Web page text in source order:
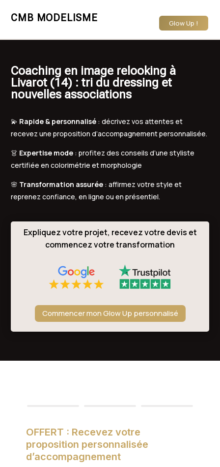
CMB MODELISME Glow Up !
Coaching en image relooking à
Livarot (14) : tri du dressing et
nouvelles associations
💫 Rapide & personnalisé : décrivez vos attentes et
recevez une proposition d’accompagnement personnalisée.
👗 Expertise mode : profitez des conseils d’une styliste
certifiée en colorimétrie et morphologie
🌸 Transformation assurée : affirmez votre style et
reprenez confiance, en ligne ou en présentiel.
Expliquez votre projet, recevez votre devis et
commencez votre transformation
Commencer mon Glow Up personnalisé